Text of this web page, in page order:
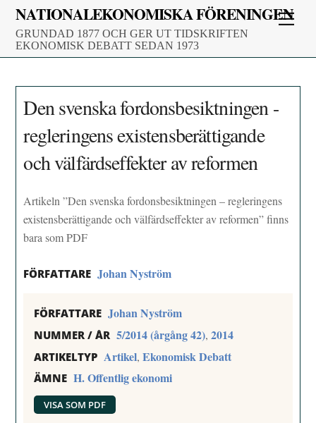
Skip
content
NATIONALEKONOMISKA FÖRENINGEN
GRUNDAD 1877 OCH GER UT TIDSKRIFTEN
EKONOMISK DEBATT SEDAN 1973
Den svenska fordonsbesiktningen -
regleringens existensberättigande
och välfärdseffekter av reformen
Artikeln ”Den svenska fordonsbesiktningen – regleringens
existensberättigande och välfärdseffekter av reformen” finns
bara som PDF
FÖRFATTARE Johan Nyström
FÖRFATTARE Johan Nyström
NUMMER / ÅR 5/2014 (årgång 42),2014
ARTIKELTYP Artikel,Ekonomisk Debatt
ÄMNE H. Offentlig ekonomi
VISA SOM PDF